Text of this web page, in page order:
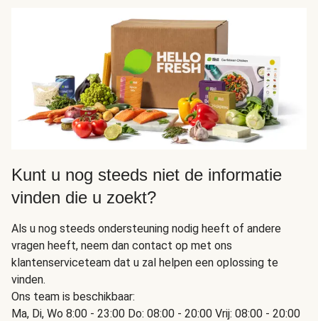
Kunt u nog steeds niet de informatie
vinden die u zoekt?
Als u nog steeds ondersteuning nodig heeft of andere
vragen heeft, neem dan contact op met ons
klantenserviceteam dat u zal helpen een oplossing te
vinden.
Ons team is beschikbaar:
Ma, Di, Wo 8:00 - 23:00 Do: 08:00 - 20:00 Vrij: 08:00 - 20:00